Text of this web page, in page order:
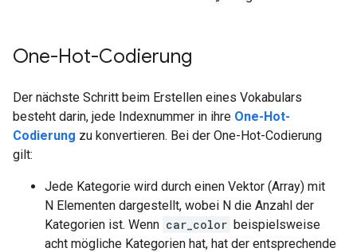
One-Hot-Codierung
Der nächste Schritt beim Erstellen eines Vokabulars
besteht darin, jede Indexnummer in ihre One-Hot-
Codierung zu konvertieren. Bei der One-Hot-Codierung
gilt:
Jede Kategorie wird durch einen Vektor (Array) mit
N Elementen dargestellt, wobei N die Anzahl der
Kategorien ist. Wenn car_color beispielsweise
acht mögliche Kategorien hat, hat der entsprechende